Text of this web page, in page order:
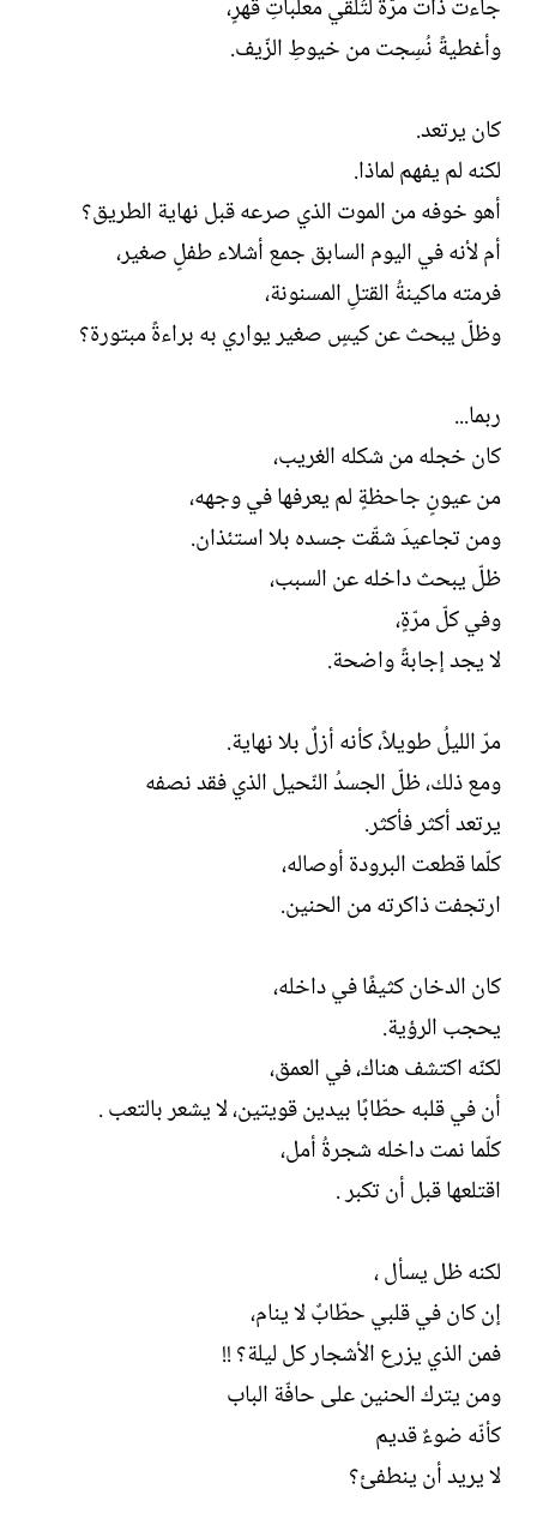
جاءت ذات مرّة لتُلقي معلباتِ قهرٍ،
وأغطيةً نُسِجت من خيوطِ الزّيف.
كان يرتعد.
لكنه لم يفهم لماذا.
أهو خوفه من الموت الذي صرعه قبل نهاية الطريق؟
أم لأنه في اليوم السابق جمع أشلاء طفلٍ صغير،
فرمته ماكينةُ القتلِ المسنونة،
وظلّ يبحث عن كيسٍ صغير يواري به براءةً مبتورة؟
ربما...
كان خجله من شكله الغريب،
من عيونٍ جاحظةٍ لم يعرفها في وجهه،
ومن تجاعيدَ شقّت جسده بلا استئذان.
ظلّ يبحث داخله عن السبب،
وفي كلّ مرّةٍ،
لا يجد إجابةً واضحة.
مرّ الليلُ طويلاً، كأنه أزلٌ بلا نهاية.
ومع ذلك، ظلّ الجسدُ النّحيل الذي فقد نصفه
يرتعد أكثر فأكثر.
كلّما قطعت البرودة أوصاله،
ارتجفت ذاكرته من الحنين.
كان الدخان كثيفًا في داخله،
يحجب الرؤية.
لكنّه اكتشف هناك، في العمق،
أن في قلبه حطّابًا بيدين قويتين، لا يشعر بالتعب .
كلّما نمت داخله شجرةُ أمل،
اقتلعها قبل أن تكبر .
لكنه ظل يسأل ،
إن كان في قلبي حطّابٌ لا ينام،
فمن الذي يزرع الأشجار كل ليلة؟ !!
ومن يترك الحنين على حافّة الباب
كأنّه ضوءٌ قديم
لا يريد أن ينطفئ؟